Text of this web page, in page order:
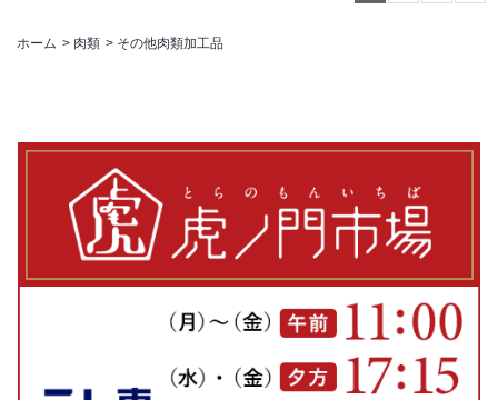
ホーム > 肉類 > その他肉類加工品